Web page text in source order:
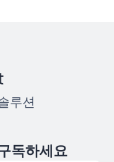
루션
독하세요